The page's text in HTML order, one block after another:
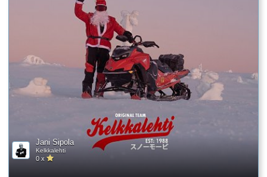
Jani Sipola
Kelkkalehti
0 x